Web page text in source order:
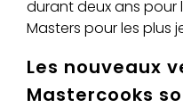
durant deux ans pour
Masters pour les plus
Les nouveaux
Mastercooks